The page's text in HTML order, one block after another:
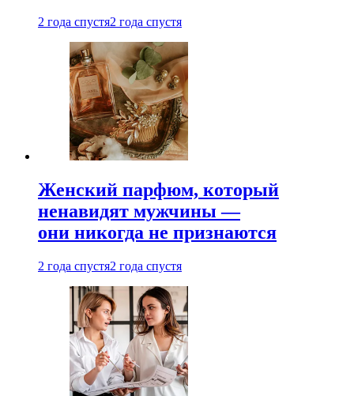
2 года спустя2 года спустя
Женский парфюм, который
ненавидят мужчины —
они никогда не признаются
2 года спустя2 года спустя